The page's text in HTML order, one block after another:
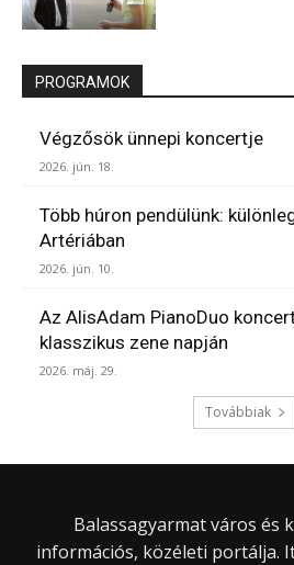
PROGRAMOK
Végzősök ünnepi koncertje
2026. jún. 18.
Több húron pendülünk:
Artériában
2026. jún. 10.
Az AlisAdam PianoDuo
klasszikus zene napján
2026. máj. 29.
Továbbiak
Balassagyarmat város és
információs, közéleti portálja.